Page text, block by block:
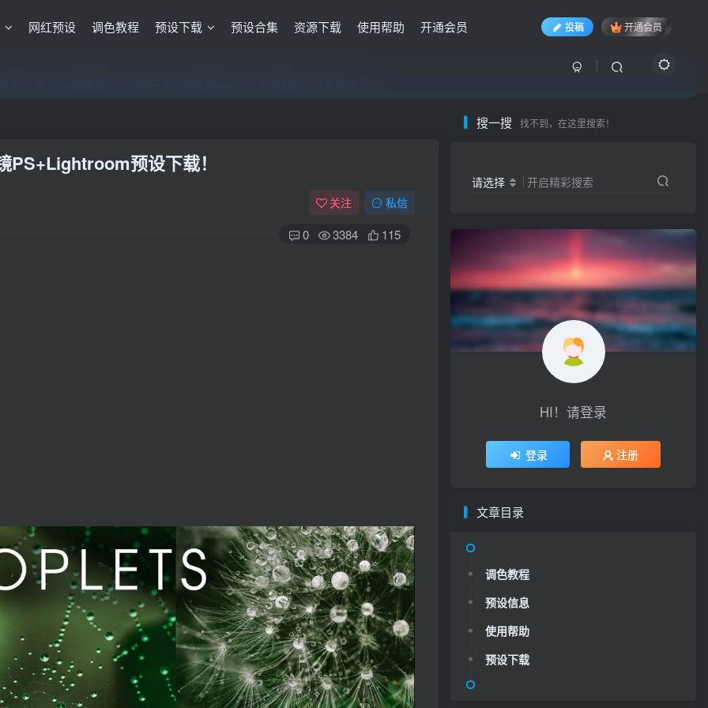
网红预设 调色教程 预设下载 预设合集 资源下载 使用帮助 开通会员 投稿 开通会员
员，”送“万元超值资源，内容丰富，容量高达20T，不断更新！点击进入……
预设下载！
关注 私信
0 3384 115
搜一搜 找不到，在这里搜索！
请选择 开启精彩搜索
HI！请登录
登录 注册
文章目录
调色教程
预设信息
使用帮助
预设下载